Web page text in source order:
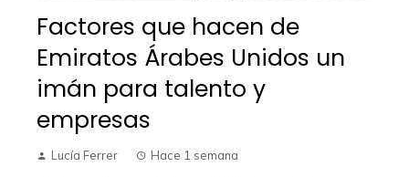
Factores que hacen de
Emiratos Árabes Unidos un
imán para talento y
empresas
Lucía Ferrer Hace 1 semana